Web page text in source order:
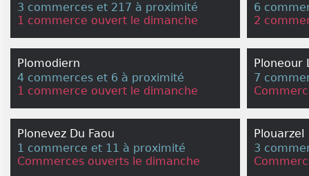
3 commerces et 217 à proximité
1 commerce ouvert le dimanche
6
2
Plomodiern
4 commerces et 6 à proximité
1 commerce ouvert le dimanche
Ploneour
7
Plonevez Du Faou
1 commerce et 11 à proximité
Commerces ouverts le dimanche
Plouarzel
3